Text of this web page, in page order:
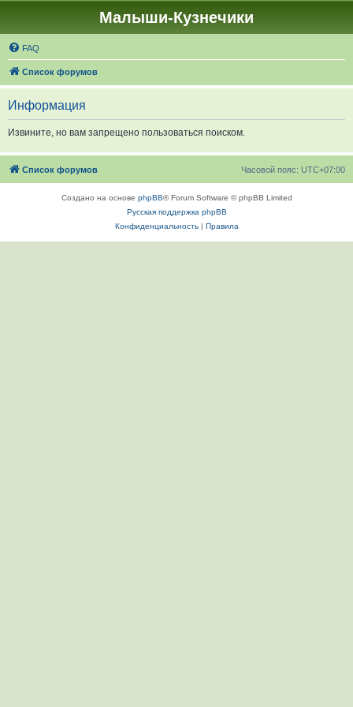
Малыши-Кузнечики
FAQ
Список форумов
Информация
Извините, но вам запрещено пользоваться поиском.
Список форумов Часовой пояс: UTC+07:00
Создано на основе phpBB® Forum Software © phpBB Limited
Русская поддержка phpBB
Конфиденциальность| Правила